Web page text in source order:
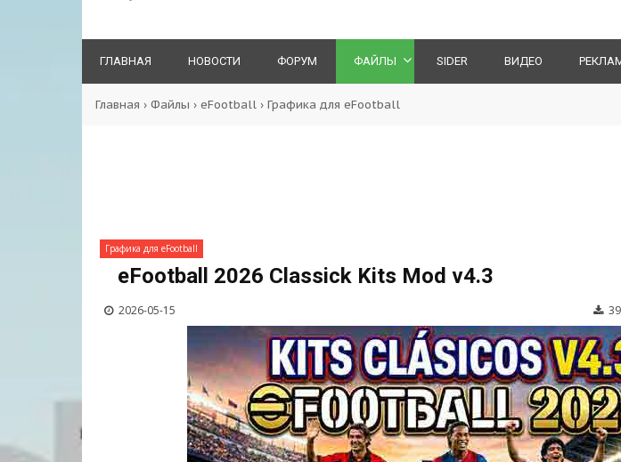
ГЛАВНАЯ НОВОСТИ ФОРУМ ФАЙЛЫ SIDER ВИДЕО
Главная › Файлы › eFootball › Графика для eFootball
Графика для eFootball
eFootball 2026 Classick Kits Mod v4.3
2026-05-15 39